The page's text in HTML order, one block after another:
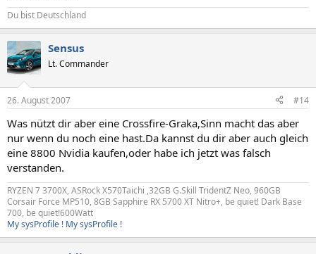
Du bist Deutschland
Sensus
Lt. Commander
26. August 2007 #14
Was nützt dir aber eine Crossfire-Graka,Sinn macht das aber
nur wenn du noch eine hast.Da kannst du dir aber auch gleich
eine 8800 Nvidia kaufen,oder habe ich jetzt was falsch
verstanden.
RYZEN 7 3700X, ASRock X570Taichi ,32GB G.Skill TridentZ Neo, 960GB
Corsair Force MP510, 8GB Sapphire RX 5700 XT Nitro+, be quiet! Dark Base
700, be quiet!600Watt
My sysProfile ! My sysProfile !